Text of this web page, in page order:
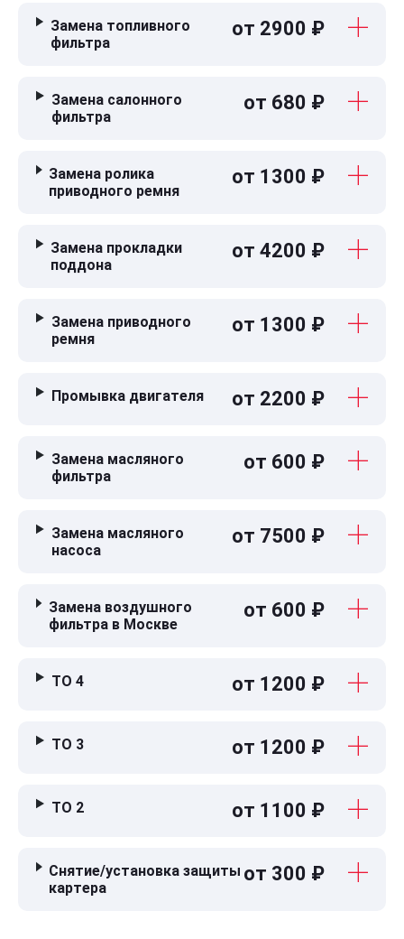
Замена топливного
фильтра
от 2900 ₽
Замена салонного
фильтра
от 680 ₽
Замена ролика
приводного ремня
от 1300 ₽
Замена прокладки
поддона
от 4200 ₽
Замена приводного
ремня
от 1300 ₽
Промывка двигателя от 2200 ₽
Замена масляного
фильтра
от 600 ₽
Замена масляного
насоса
от 7500 ₽
Замена воздушного
фильтра в Москве
от 600 ₽
ТО 4 от 1200 ₽
ТО 3 от 1200 ₽
ТО 2 от 1100 ₽
Снятие/установка защиты
картера
от 300 ₽